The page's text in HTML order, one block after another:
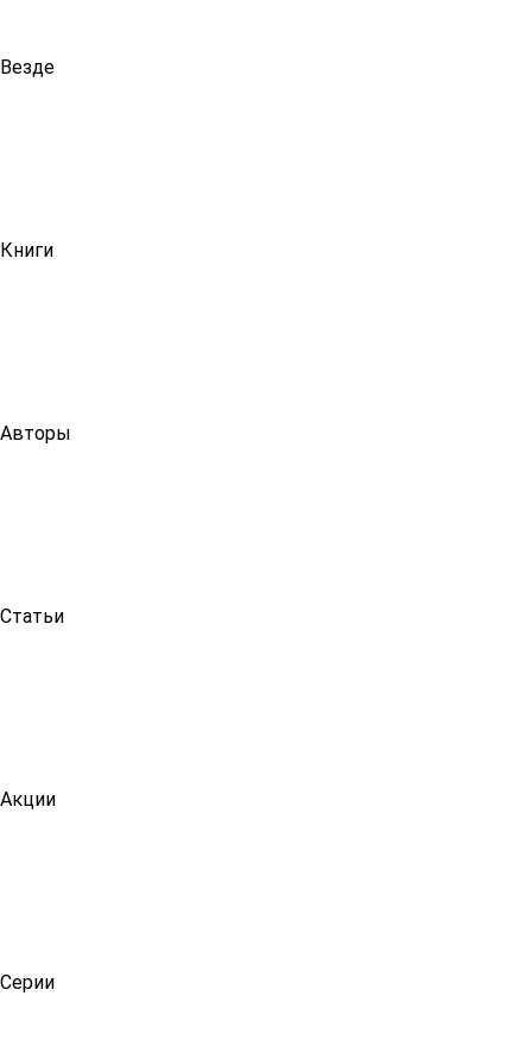
Везде
Книги
Авторы
Статьи
Акции
Серии